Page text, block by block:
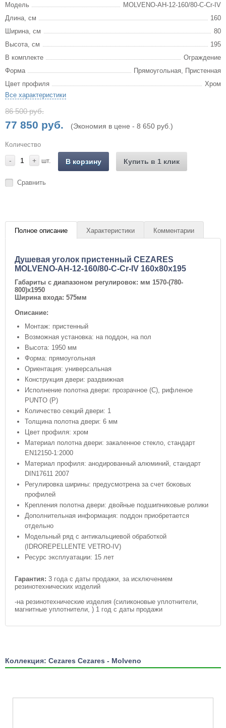
Модель
MOLVENO-AH-12-160/80-C-Cr-IV
Длина, см
160
Ширина, см
80
Высота, см
195
В комплекте
Ограждение
Форма
Прямоугольная, Пристенная
Цвет профиля
Хром
Все характеристики
86 500 руб.
77 850 руб. (Экономия в цене - 8 650 руб.)
Количество
- + шт. В корзину Купить в 1 клик
Сравнить
Полное описание Характеристики Комментарии
Душевая уголок пристенный CEZARES
MOLVENO-AH-12-160/80-C-Cr-IV 160x80x195
Габариты с диапазоном регулировок: мм 1570-(780-
800)x1950
Ширина входа: 575мм
Описание:
Монтаж: пристенный
Возможная установка: на поддон, на пол
Высота: 1950 мм
Форма: прямоугольная
Ориентация: универсальная
Конструкция двери: раздвижная
Исполнение полотна двери: прозрачное (C), рифленое
PUNTO (P)
Количество секций двери: 1
Толщина полотна двери: 6 мм
Цвет профиля: хром
Материал полотна двери: закаленное стекло, стандарт
EN12150-1:2000
Материал профиля: анодированный алюминий, стандарт
DIN17611 2007
Регулировка ширины: предусмотрена за счет боковых
профилей
Крепления полотна двери: двойные подшипниковые ролики
Дополнительная информация: поддон приобретается
отдельно
Модельный ряд с антикальциевой обработкой
(IDROREPELLENTE VETRO-IV)
Ресурс эксплуатации: 15 лет
Гарантия: 3 года с даты продажи, за исключением
резинотехнических изделий
-на резинотехнические изделия (силиконовые уплотнители,
магнитные уплотнители, ) 1 год с даты продажи
Коллекция: Cezares Cezares - Molveno